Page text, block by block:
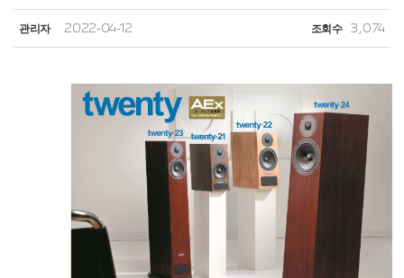
관리자 2022-04-12 조회수 3,074